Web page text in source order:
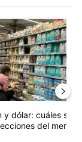
sigue en
de tendencia con
y dólar: cuáles son
del merc...